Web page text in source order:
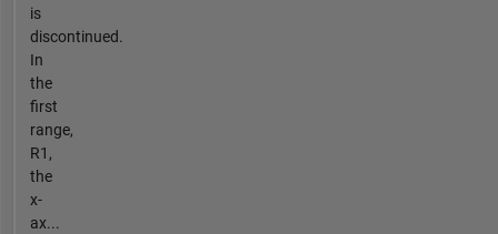
is
discontinued.
In
the
first
range,
R1,
the
x-
ax...